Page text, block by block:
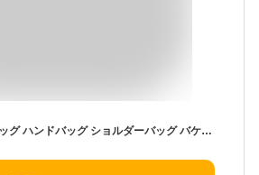
マルニ MARNI かごバッグ ハンドバッグ ショルダーバッグ バケツバッグ レディース トロピカリア スモール バケットバッグ 2way 3way 斜めがけ ブランド プレゼント ブラウン TROPICALIA SMALL BUCKET BAG SCMP0057Q1 P3860